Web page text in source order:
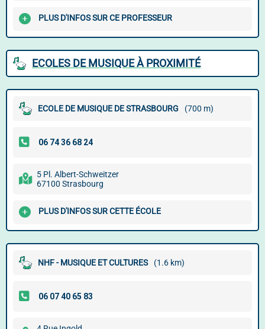
PLUS D'INFOS SUR CE PROFESSEUR
ECOLES DE MUSIQUE À PROXIMITÉ
ECOLE DE MUSIQUE DE STRASBOURG (700 m)
5 Pl. Albert-Schweitzer
67100 Strasbourg
PLUS D'INFOS SUR CETTE ÉCOLE
NHF - MUSIQUE ET CULTURES (1.6 km)